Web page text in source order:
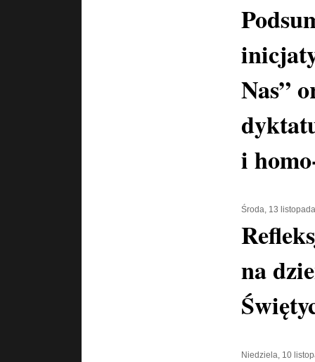
Nas”
i
Środa, 13
na
Niedziela, 10